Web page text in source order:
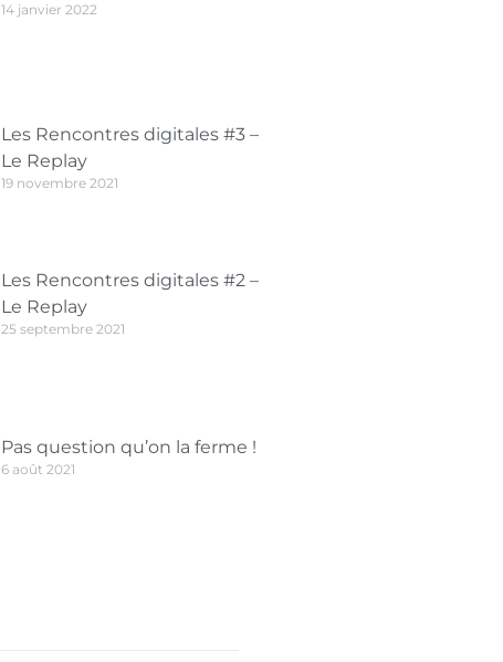
14 janvier 2022
Les Rencontres digitales #3 –
Le Replay
19 novembre 2021
Les Rencontres digitales #2 –
Le Replay
25 septembre 2021
Pas question qu’on la ferme !
6 août 2021